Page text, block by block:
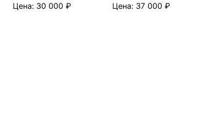
Цена: 30 000₽ Цена: 37 000₽